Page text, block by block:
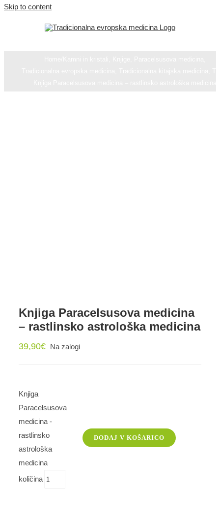
Skip to content
Knjiga Paracelsusova medicina
– rastlinsko astrološka medicina
39,90€ Na zalogi
Knjiga
Paracelsusova
medicina -
rastlinsko
astrološka
medicina
količina
DODAJ V KOŠARICO